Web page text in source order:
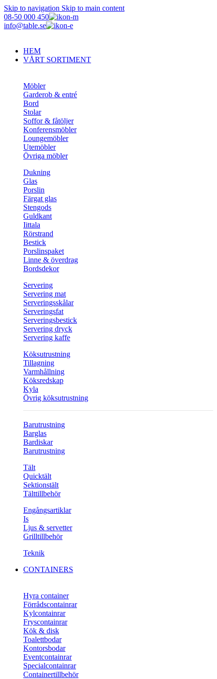
Skip to navigation Skip to main content
08-50 000 450
info@table.se
HEM
VÅRT SORTIMENT
Möbler
Garderob & entré
Bord
Stolar
Soffor & fåtöljer
Konferensmöbler
Loungemöbler
Utemöbler
Övriga möbler
Dukning
Glas
Porslin
Färgat glas
Stengods
Guldkant
Iittala
Rörstrand
Bestick
Porslinspaket
Linne & överdrag
Bordsdekor
Servering
Servering mat
Serveringsskålar
Serveringsfat
Serveringsbestick
Servering dryck
Servering kaffe
Köksutrustning
Tillagning
Varmhållning
Köksredskap
Kyla
Övrig köksutrustning
Barutrustning
Barglas
Bardiskar
Barutrustning
Tält
Quicktält
Sektionstält
Tälttillbehör
Engångsartiklar
Is
Ljus & servetter
Grilltillbehör
Teknik
CONTAINERS
Hyra container
Förrådscontainrar
Kylcontainrar
Fryscontainrar
Kök & disk
Toalettbodar
Kontorsbodar
Eventcontainrar
Specialcontainrar
Containertillbehör